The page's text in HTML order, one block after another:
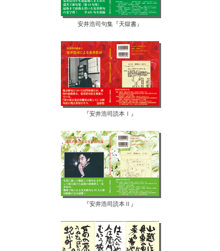
安井浩司句集『天獄書』
『安井浩司読本Ⅰ』
『安井浩司読本Ⅱ』